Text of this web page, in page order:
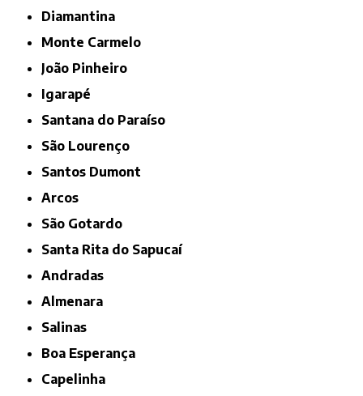
Diamantina
Monte Carmelo
João Pinheiro
Igarapé
Santana do Paraíso
São Lourenço
Santos Dumont
Arcos
São Gotardo
Santa Rita do Sapucaí
Andradas
Almenara
Salinas
Boa Esperança
Capelinha